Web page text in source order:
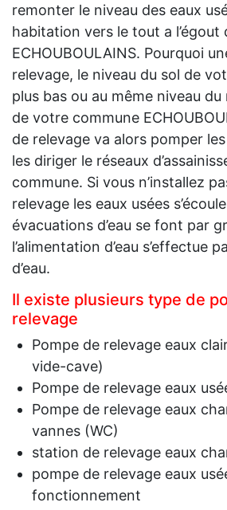
remonter le niveau des eaux
habitation vers le tout a l’égout
ECHOUBOULAINS. Pourquoi
relevage, le niveau du sol de
plus bas ou au même niveau du
de votre commune
de relevage va alors pomper
les diriger le réseaux
commune. Si vous n’installez
relevage les eaux usées
évacuations d’eau se font par
l’alimentation d’eau s’effectue
d’eau.
Il existe plusieurs type de
relevage
Pompe de relevage eaux
vide-cave)
Pompe de relevage eaux
Pompe de relevage eaux
vannes (WC)
station de relevage eaux
pompe de relevage eaux
fonctionnement